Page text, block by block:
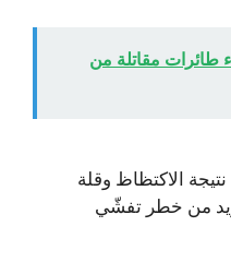
طائرات مقاتلة من
الاكتظاظ وقلة
من خطر تفشّي